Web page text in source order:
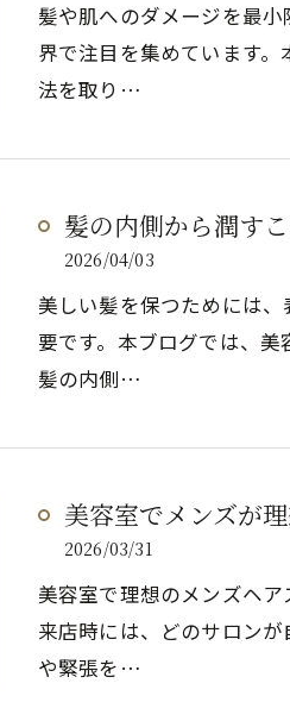
髪や肌へのダメージを最
界で注目を集めています
法を取り…
髪の内側から潤す
2026/04/03
美しい髪を保つためには
要です。本ブログでは、
髪の内側…
美容室でメンズが
2026/03/31
美容室で理想のメンズヘ
来店時には、どのサロン
や緊張を…